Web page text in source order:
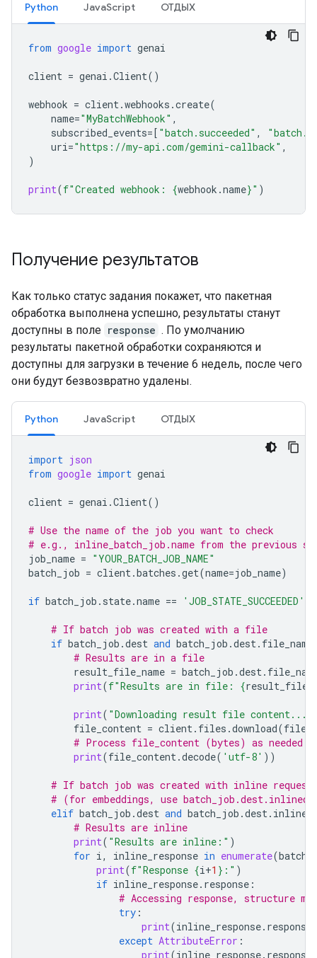
Python JavaScript ОТДЫХ
from google import genai
client = genai .Client()
webhook = client.webhooks .create(
name="MyBatchWebhook" ,
subscribed_events=[ "batch.succeeded" ,
uri="https://my-api.com/gemini-callback" ,
)
print(f"Created webhook: {webhook .name}" )
Получение результатов
Как только статус задания покажет, что пакетная
обработка выполнена успешно, результаты станут
доступны в поле response . По умолчанию
результаты пакетной обработки сохраняются и
доступны для загрузки в течение 6 недель, после чего
они будут безвозвратно удалены.
Python JavaScript ОТДЫХ
import json
from google import genai
client = genai .Client()
# Use the name of the job you want to check
# e.g., inline_batch_job.name from the previous
job_name = "YOUR_BATCH_JOB_NAME"
batch_job = client.batches .get(name=job_name)
if batch_job . state.name == 'JOB_STATE_SUCCEEDED'
# If batch job was created with a file
if batch_job .dest and batch_job .dest. file_name
# Results are in a file
result_file_name = batch_job .dest.
print(f"Results are in file: {
print( "Downloading result file content..."
file_content = client. files .download(file
# Process file_content (bytes) as needed
print(file_content.decode( 'utf-8' ))
# If batch job was created with inline request
# (for embeddings, use
elif batch_job .dest and batch_job .dest.
# Results are inline
print( "Results are inline:" )
for i, inline_response in enumerate(
print(f"Response {i+1 } :" )
if inline_response. response :
# Accessing response, structure
try :
print(inline_response. response
except AttributeError :
print(inline_response. response